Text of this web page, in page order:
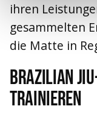
ihren
gesammelten
die Matte in
Brazilian
trainieren